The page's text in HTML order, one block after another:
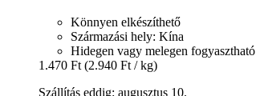
Könnyen elkészíthető
Származási hely: Kína
Hidegen vagy melegen fogyasztható
1.470 Ft (2.940 Ft / kg)
Szállítás eddig: augusztus 10.